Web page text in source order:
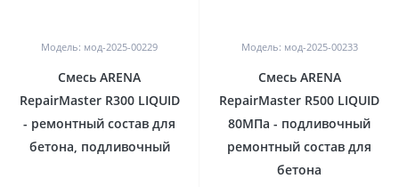
Модель: мод-2025-00229
Смесь ARENA
RepairMaster R300 LIQUID
- ремонтный состав для
бетона, подливочный
Модель: мод-2025-00233
Смесь ARENA
RepairMaster R500 LIQUID
80МПа - подливочный
ремонтный состав для
бетона